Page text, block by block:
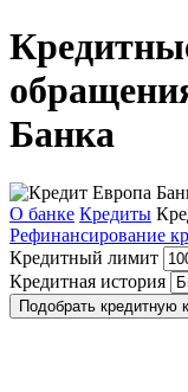
Банка
О банке Кредиты
Рефинансирование
Кредитный лимит
Кредитная история
Подобрать кредитную